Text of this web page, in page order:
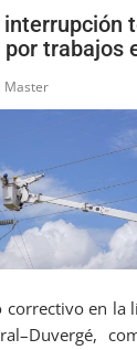
interrupción
trabajos
Master
en la